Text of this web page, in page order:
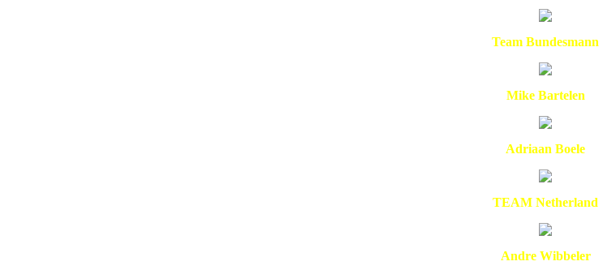
Team Bundesmann
Mike Bartelen
Adriaan Boele
TEAM Netherland
Andre Wibbeler